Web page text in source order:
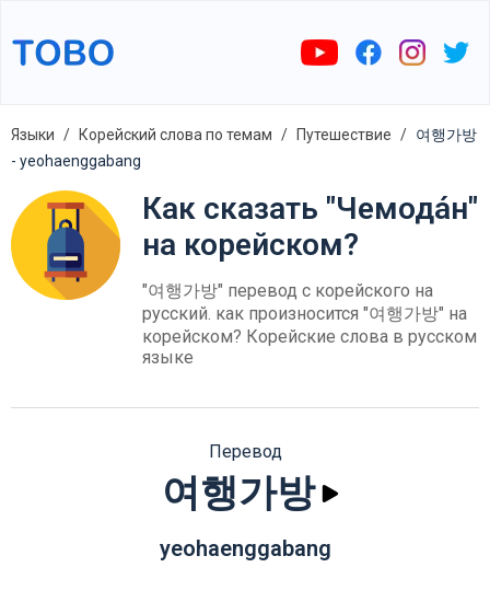
Языки Корейский слова по темам Путешествие
여행가방
- yeohaenggabang
Как сказать "Чемода́н"
на корейском?
"여행가방" перевод с корейского на
русский. как произносится "여행가방" на
корейском? Корейские слова в русском
языке
Перевод
여행가방
yeohaenggabang